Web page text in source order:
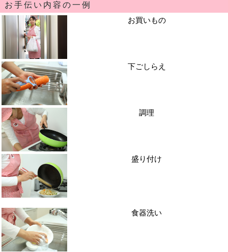
お手伝い内容の一例
お買いもの
下ごしらえ
調理
盛り付け
食器洗い